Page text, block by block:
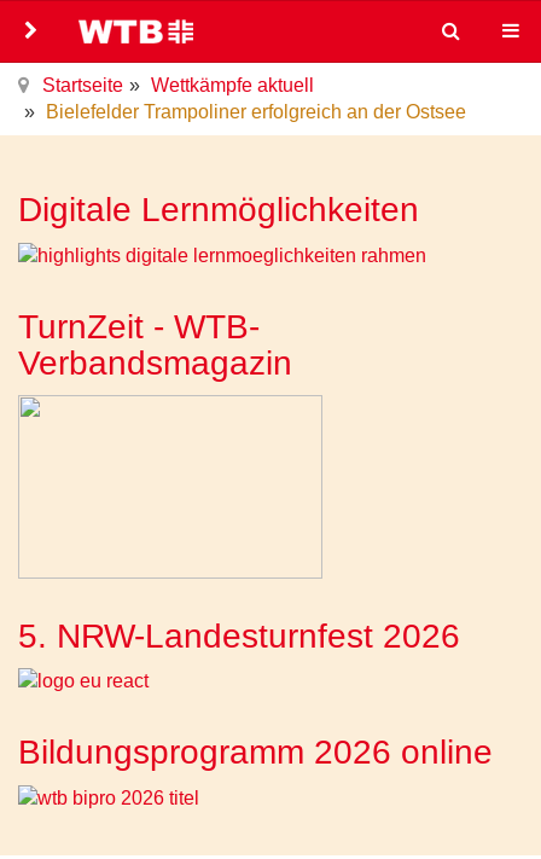
Startseite
Wettkämpfe aktuell
Bielefelder Trampoliner erfolgreich an der Ostsee
Digitale Lernmöglichkeiten
TurnZeit - WTB-
Verbandsmagazin
5. NRW-Landesturnfest 2026
Bildungsprogramm 2026 online